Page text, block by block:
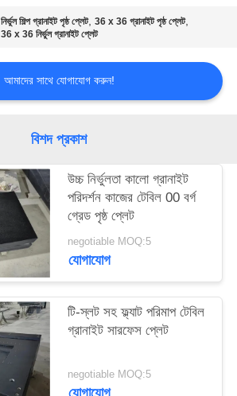
নির্ভুল শিল্প গ্রানাইট পৃষ্ঠ প্লেট,36 x 36 গ্রানাইট পৃষ্ঠ প্লেট,
36 x 36 নির্ভুল গ্রানাইট প্লেট
আমাদের সাথে যোগাযোগ করুন!
বিশদ প্রকাশ
উচ্চ নির্ভুলতা কালো গ্রানাইট
পরিদর্শন কাজের টেবিল 00 বর্গ
গ্রেড পৃষ্ঠ প্লেট
negotiable MOQ:5
যোগাযোগ
টি-স্লট সহ ফ্ল্যাট পরিমাপ টেবিল
গ্রানাইট সারফেস প্লেট
negotiable MOQ:5